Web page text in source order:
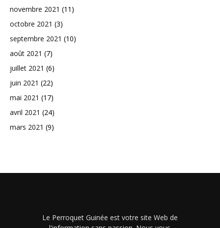
novembre 2021 (11)
octobre 2021 (3)
septembre 2021 (10)
août 2021 (7)
juillet 2021 (6)
juin 2021 (22)
mai 2021 (17)
avril 2021 (24)
mars 2021 (9)
Le Perroquet Guinée est votre site Web de